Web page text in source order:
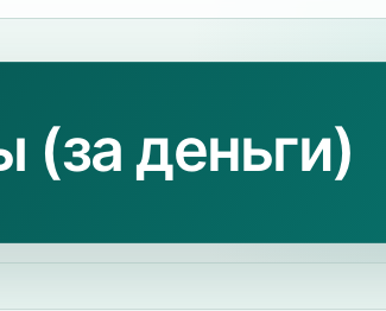
(за деньги)